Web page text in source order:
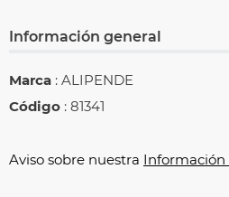
Información general
Marca : ALIPENDE
Código : 81341
Aviso sobre nuestra Información